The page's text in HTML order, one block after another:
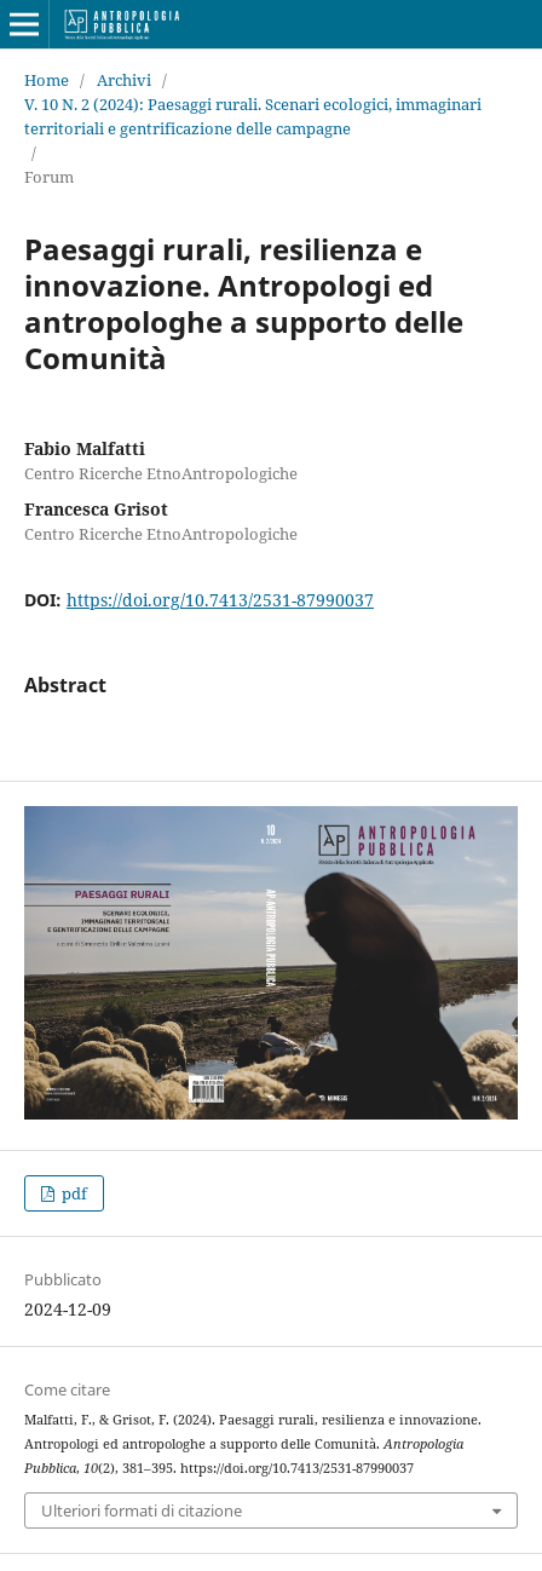
Home / Archivi /
V. 10 N. 2 (2024): Paesaggi rurali. Scenari ecologici, immaginari
territoriali e gentrificazione delle campagne
/
Forum
Paesaggi rurali, resilienza e
innovazione. Antropologi ed
antropologhe a supporto delle
Comunità
Fabio Malfatti
Centro Ricerche EtnoAntropologiche
Francesca Grisot
Centro Ricerche EtnoAntropologiche
DOI: https://doi.org/10.7413/2531-87990037
Abstract
pdf
Pubblicato
2024-12-09
Come citare
Malfatti, F., & Grisot, F. (2024). Paesaggi rurali, resilienza e innovazione.
Antropologi ed antropologhe a supporto delle Comunità. Antropologia
Pubblica, 10(2), 381–395. https://doi.org/10.7413/2531-87990037
Ulteriori formati di citazione